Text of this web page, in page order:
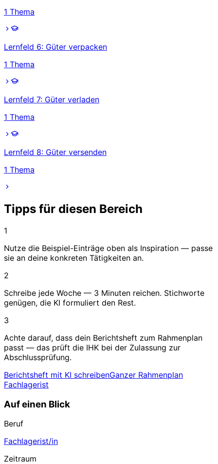
1 Thema
Lernfeld 6: Güter verpacken
1 Thema
Lernfeld 7: Güter verladen
1 Thema
Lernfeld 8: Güter versenden
1 Thema
Tipps für diesen Bereich
1
Nutze die Beispiel-Einträge oben als Inspiration — passe
sie an deine konkreten Tätigkeiten an.
2
Schreibe jede Woche — 3 Minuten reichen. Stichworte
genügen, die KI formuliert den Rest.
3
Achte darauf, dass dein Berichtsheft zum Rahmenplan
passt — das prüft die IHK bei der Zulassung zur
Abschlussprüfung.
Berichtsheft mit KI schreibenGanzer Rahmenplan
Fachlagerist
Auf einen Blick
Beruf
Fachlagerist/in
Zeitraum